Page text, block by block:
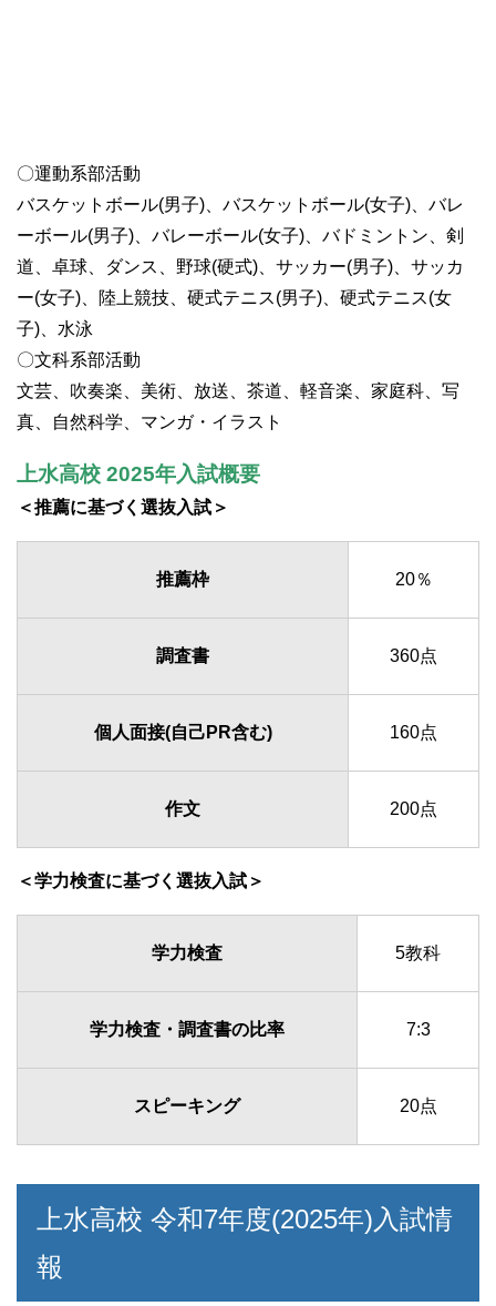
〇運動系部活動
バスケットボール(男子)、バスケットボール(女子)、バレ
ーボール(男子)、バレーボール(女子)、バドミントン、剣
道、卓球、ダンス、野球(硬式)、サッカー(男子)、サッカ
ー(女子)、陸上競技、硬式テニス(男子)、硬式テニス(女
子)、水泳
〇文科系部活動
文芸、吹奏楽、美術、放送、茶道、軽音楽、家庭科、写
真、自然科学、マンガ・イラスト
上水高校 2025年入試概要
＜推薦に基づく選抜入試＞
推薦枠 20％
調査書 360点
個人面接(自己PR含む) 160点
作文 200点
＜学力検査に基づく選抜入試＞
学力検査 5教科
学力検査・調査書の比率 7:3
スピーキング 20点
上水高校 令和7年度(2025年)入試情
報